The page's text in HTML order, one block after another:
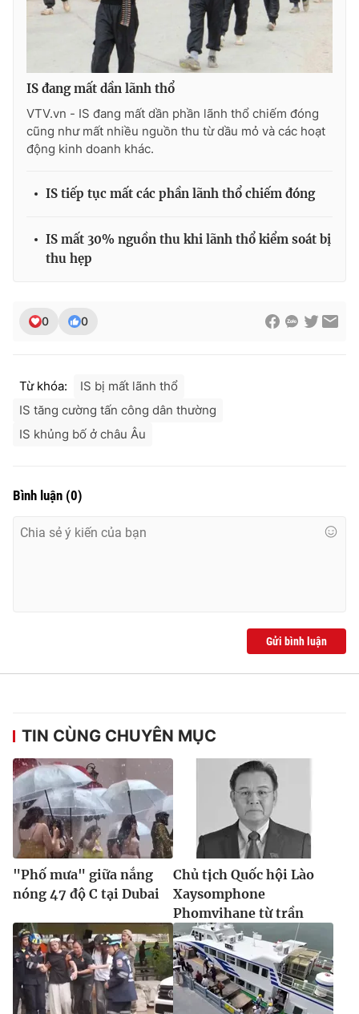
Ðiện thoại Thời báo VTV:
024.66 897 897
toasoan@vtv.vn
Liên hệ quảng cáo:024-7300.7108
IS đang mất dần lãnh thổ
VTV.vn - IS đang mất dần phần lãnh thổ chiếm đóng
cũng như mất nhiều nguồn thu từ dầu mỏ và các hoạt
động kinh doanh khác.
IS tiếp tục mất các phần lãnh thổ chiếm đóng
IS mất 30% nguồn thu khi lãnh thổ kiểm soát bị
thu hẹp
0 0
Từ khóa:
IS bị mất lãnh thổ
IS tăng cường tấn công dân thường
IS khủng bố ở châu Âu
Bình luận (0)
Gửi bình luận
TIN CÙNG CHUYÊN MỤC
"Phố mưa" giữa nắng
nóng 47 độ C tại Dubai
Chủ tịch Quốc hội Lào
Xaysomphone
Phomvihane từ trần